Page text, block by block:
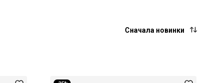
Сначала новинки